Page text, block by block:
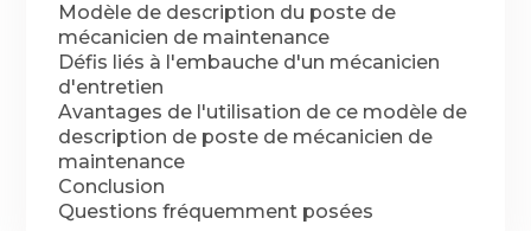
Modèle de description du poste de
mécanicien de maintenance
Défis liés à l'embauche d'un mécanicien
d'entretien
Avantages de l'utilisation de ce modèle de
description de poste de mécanicien de
maintenance
Conclusion
Questions fréquemment posées